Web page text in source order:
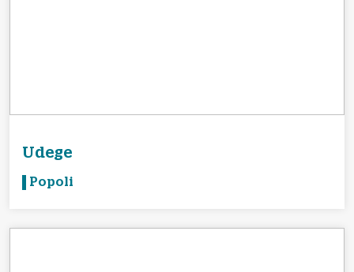
Udege
Popoli